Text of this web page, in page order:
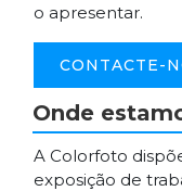
o apresentar.
CONTACTE-
Onde
A Colorfoto
exposição de